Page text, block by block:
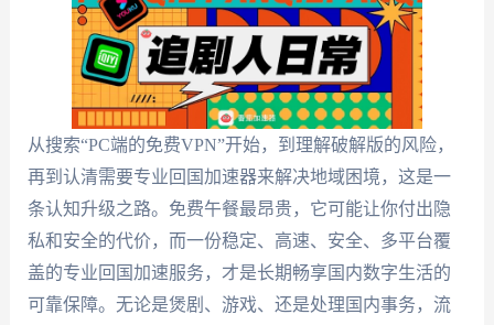
从搜索“PC端的免费VPN”开始，到理解破解版的风险，
再到认清需要专业回国加速器来解决地域困境，这是一
条认知升级之路。免费午餐最昂贵，它可能让你付出隐
私和安全的代价，而一份稳定、高速、安全、多平台覆
盖的专业回国加速服务，才是长期畅享国内数字生活的
可靠保障。无论是煲剧、游戏、还是处理国内事务，流